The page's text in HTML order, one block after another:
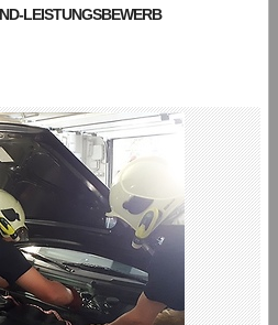
LEISTUNGSBEWERB